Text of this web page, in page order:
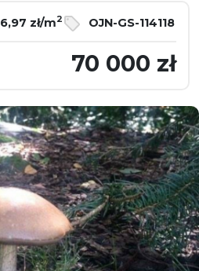
6,97 zł/m2 OJN-GS-114118
70 000 zł